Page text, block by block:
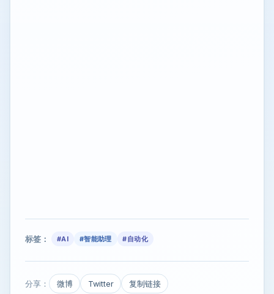
标签： #AI #智能助理 #自动化
分享： 微博 Twitter 复制链接